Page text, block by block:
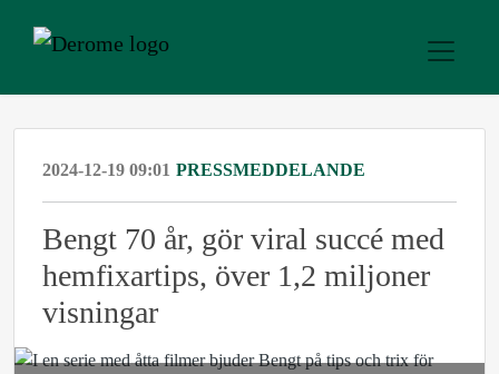
2024-12-19 09:01 PRESSMEDDELANDE
Bengt 70 år, gör viral succé med
hemfixartips, över 1,2 miljoner
visningar